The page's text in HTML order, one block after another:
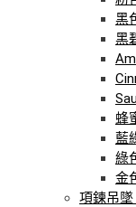
黑
黑
蜂
藍
綠
金
項鍊吊